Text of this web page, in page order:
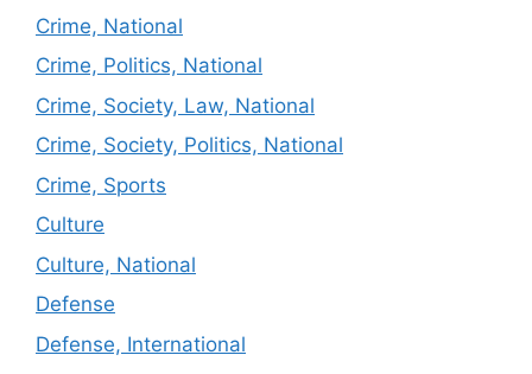
Crime, National
Crime, Politics, National
Crime, Society, Law, National
Crime, Society, Politics, National
Crime, Sports
Culture
Culture, National
Defense
Defense, International